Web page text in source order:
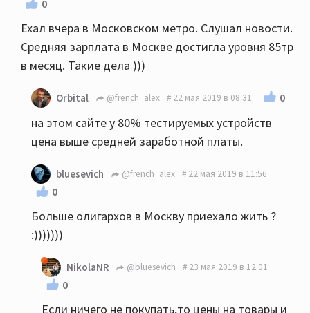
0
Ехал вчера в Московском метро. Слушал новости.
Средняя зарплата в Москве достигла уровня 85тр
в месяц. Такие дела )))
Orbital @french_alex 22 мая 2019 в 08:31 0
на этом сайте у 80% тестируемых устройств
цена выше средней заработной платы.
bluesevich @french_alex 22 мая 2019 в 11:56
0
Больше олигархов в Москву приехало жить ?
:)))))))
NikolaNR @bluesevich 23 мая 2019 в 12:01
0
Если ничего не покупать,то цены на товары и